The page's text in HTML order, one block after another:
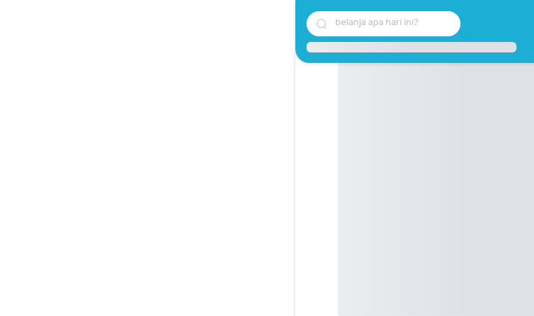
belanja apa hari ini?